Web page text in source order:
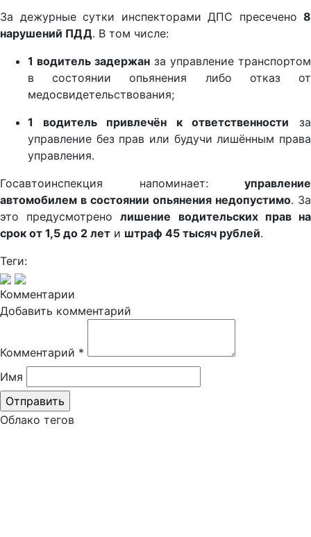
За дежурные сутки инспекторами ДПС пресечено 8
нарушений ПДД. В том числе:
1 водитель задержан за управление транспортом
в состоянии опьянения либо отказ от
медосвидетельствования;
1 водитель привлечён к ответственности за
управление без прав или будучи лишённым права
управления.
Госавтоинспекция напоминает: управление
автомобилем в состоянии опьянения недопустимо. За
это предусмотренолишение водительских прав на
срок от 1,5 до 2 лет и штраф 45 тысяч рублей.
Теги:
Комментарии
Добавить комментарий
Комментарий *
Имя
Облако тегов